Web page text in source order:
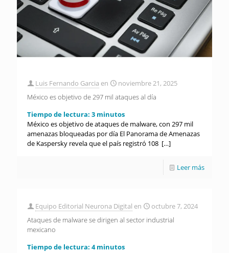
Luis Fernando Garcia en
noviembre 21, 2025
México es objetivo de 297 mil ataques al día
Tiempo de lectura: 3 minutos
México es objetivo de ataques de malware, con 297 mil
amenazas bloqueadas por día El Panorama de Amenazas
de Kaspersky revela que el país registró 108 […]
Leer más
Equipo Editorial Neurona Digital en
octubre 7, 2024
Ataques de malware se dirigen al sector industrial
mexicano
Tiempo de lectura: 4 minutos